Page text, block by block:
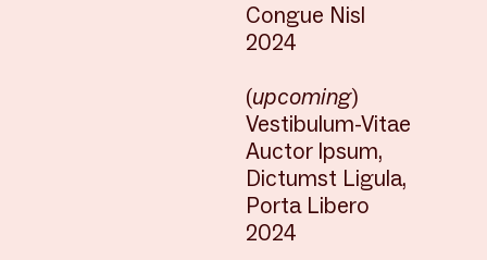
Congue Nisl
2024
(upcoming)
Vestibulum-Vitae
Auctor Ipsum,
Dictumst Ligula,
Porta Libero
2024